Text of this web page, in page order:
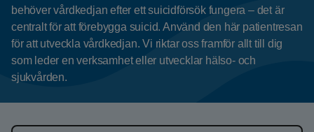
behöver vårdkedjan efter ett suicidförsök fungera – det är
centralt för att förebygga suicid. Använd den här patientresan
för att utveckla vårdkedjan. Vi riktar oss framför allt till dig
som leder en verksamhet eller utvecklar hälso- och
sjukvården.